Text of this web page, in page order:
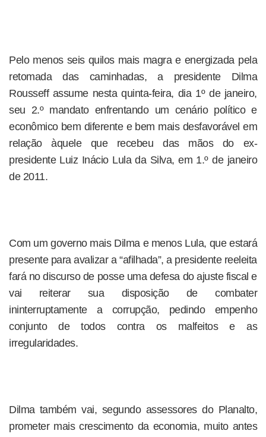
Pelo menos seis quilos mais magra e energizada pela
retomada das caminhadas, a presidente Dilma
Rousseff assume nesta quinta-feira, dia 1º de janeiro,
seu 2.º mandato enfrentando um cenário político e
econômico bem diferente e bem mais desfavorável em
relação àquele que recebeu das mãos do ex-
presidente Luiz Inácio Lula da Silva, em 1.º de janeiro
de 2011.
Com um governo mais Dilma e menos Lula, que estará
presente para avalizar a “afilhada”, a presidente reeleita
fará no discurso de posse uma defesa do ajuste fiscal e
vai reiterar sua disposição de combater
ininterruptamente a corrupção, pedindo empenho
conjunto de todos contra os malfeitos e as
irregularidades.
Dilma também vai, segundo assessores do Planalto,
prometer mais crescimento da economia, muito antes